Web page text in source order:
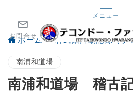
メニュー
お問合せ
ホーム 朴武館活動記録（ブ
南浦和道場
南浦和道場 稽古